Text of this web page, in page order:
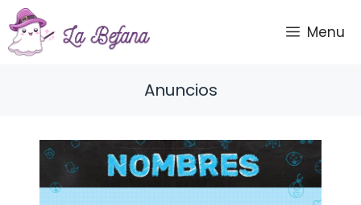
Saltar
al
contenido
Menu
Anuncios